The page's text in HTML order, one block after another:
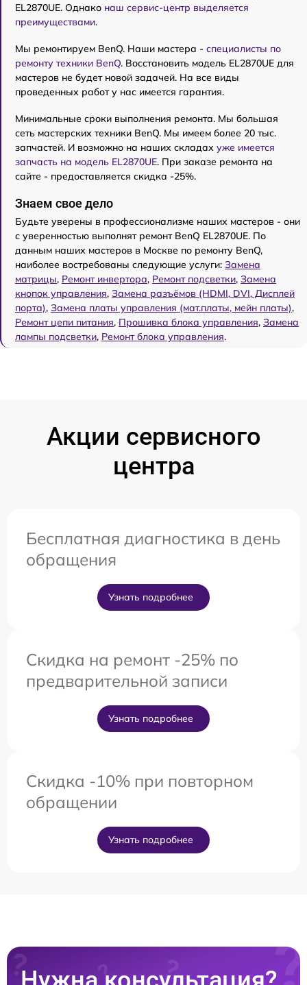
EL2870UE. Однако наш сервис-центр выделяется
преимуществами.
Мы ремонтируем BenQ. Наши мастера - специалисты по
ремонту техники BenQ. Восстановить модель EL2870UE для
мастеров не будет новой задачей. На все виды
проведенных работ у нас имеется гарантия.
Минимальные сроки выполнения ремонта. Мы большая
сеть мастерских техники BenQ. Мы имеем более 20 тыс.
запчастей. И возможно на наших складах уже имеется
запчасть на модель EL2870UE. При заказе ремонта на
сайте - предоставляется скидка -25%.
Знаем свое дело
Будьте уверены в профессионализме наших мастеров - они
с уверенностью выполнят ремонт BenQ EL2870UE. По
данным наших мастеров в Москве по ремонту BenQ,
наиболее востребованы следующие услуги: Замена
матрицы, Ремонт инвертора, Ремонт подсветки, Замена
кнопок управления, Замена разъёмов (HDMI, DVI, Дисплей
порта), Замена платы управления (мат.платы, мейн платы),
Ремонт цепи питания, Прошивка блока управления, Замена
лампы подсветки, Ремонт блока управления.
Акции сервисного
центра
Бесплатная диагностика в день
обращения
Узнать подробнее
Скидка на ремонт -25% по
предварительной записи
Узнать подробнее
Скидка -10% при повторном
обращении
Узнать подробнее